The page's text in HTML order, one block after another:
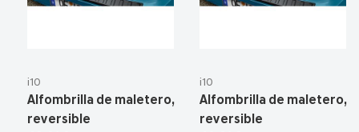
i10
Alfombrilla de maletero,
reversible
i10
Alfombrilla de maletero,
reversible